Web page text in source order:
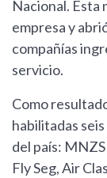
Nacional. Esta
empresa y
compañías
servicio.
Como
habilitadas
del país:
Fly Seg, Air